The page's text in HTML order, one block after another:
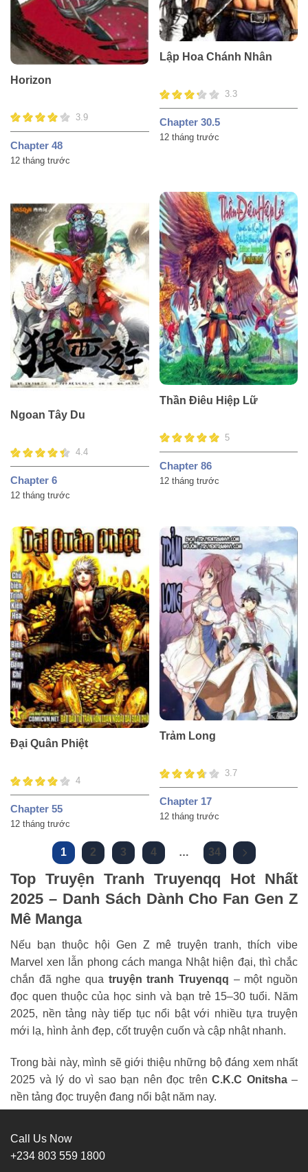
Horizon
3.9
Chapter 48
12 tháng trước
Lập Hoa Chánh Nhân
3.3
Chapter 30.5
12 tháng trước
Ngoan Tây Du
4.4
Chapter 6
12 tháng trước
Thần Điêu Hiệp Lữ
5
Chapter 86
12 tháng trước
Đại Quân Phiệt
4
Chapter 55
12 tháng trước
Trảm Long
3.7
Chapter 17
12 tháng trước
1 2 3 4 … 34
Top Truyện Tranh Truyenqq Hot Nhất
2025 – Danh Sách Dành Cho Fan Gen Z
Mê Manga
Nếu bạn thuộc hội Gen Z mê truyện tranh, thích vibe
Marvel xen lẫn phong cách manga Nhật hiện đại, thì chắc
chắn đã nghe qua truyện tranh Truyenqq – một nguồn
đọc quen thuộc của học sinh và bạn trẻ 15–30 tuổi. Năm
2025, nền tảng này tiếp tục nổi bật với nhiều tựa truyện
mới lạ, hình ảnh đẹp, cốt truyện cuốn và cập nhật nhanh.
Trong bài này, mình sẽ giới thiệu những bộ đáng xem nhất
2025 và lý do vì sao bạn nên đọc trên C.K.C Onitsha–
nền tảng đọc truyện đang nổi bật năm nay.
Truyện tranh Truyenqq là gì
Call Us Now
+234 803 559 1800